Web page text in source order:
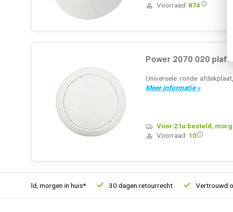
Voorraad: 874
Power 2070 020
Universele ronde
Meer informatie »
Voor 21u besteld,
Voorraad: 10
besteld, morgen in huis* 30 dagen retourrecht Vertrouwd